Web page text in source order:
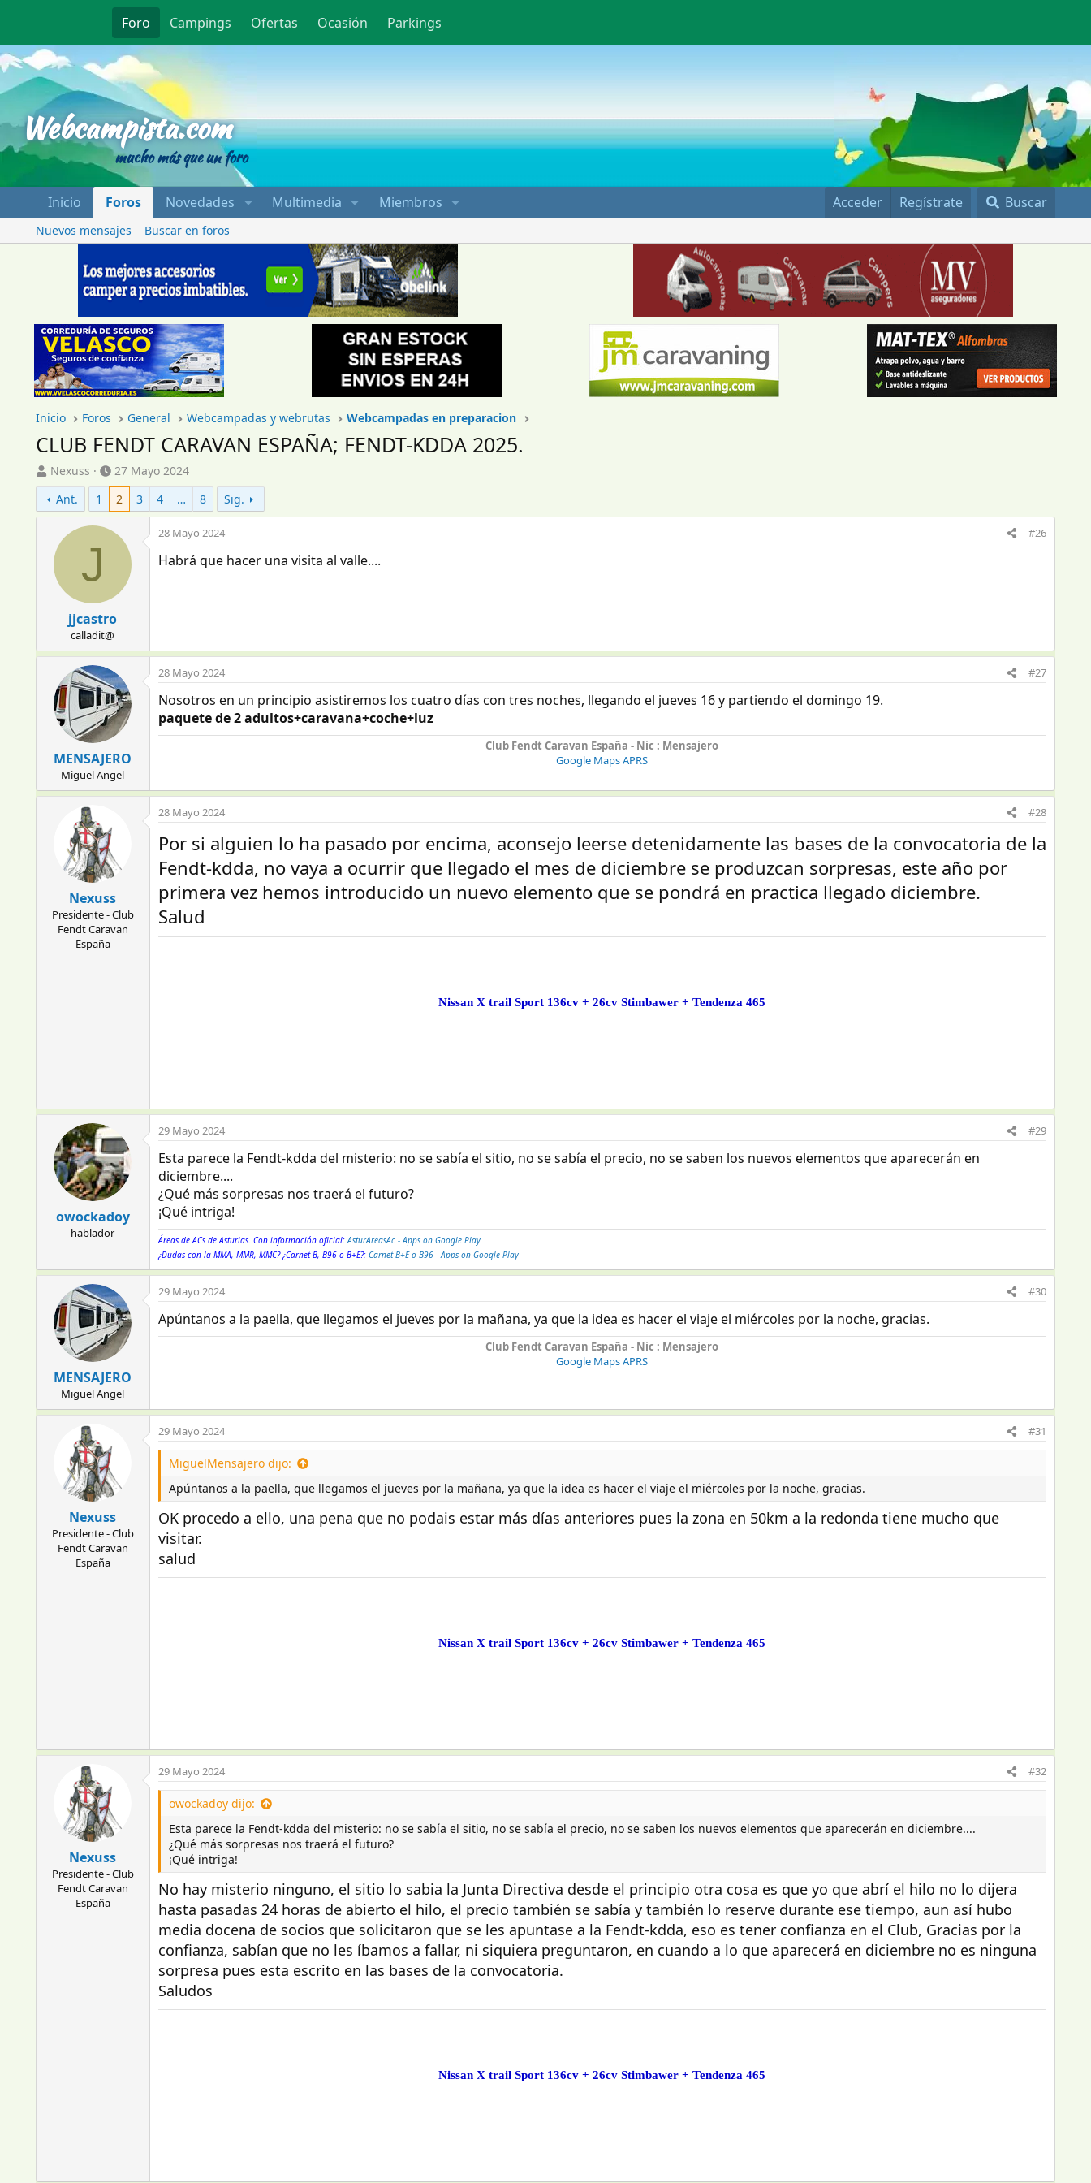
Foro Campings Ofertas Ocasión Parkings
Webcampista.com
mucho más que un foro
Inicio Foros Novedades Multimedia Miembros Acceder Regístrate Buscar
Nuevos mensajes Buscar en foros
Inicio Foros General Webcampadas y webrutas Webcampadas en preparacion
CLUB FENDT CARAVAN ESPAÑA; FENDT-KDDA 2025.
I
n
i
c
d
o
t
m
a
Nexuss
F
e
c
h
a
n
c
i
o
27 Mayo 2024
Ant.
1 2 3 4 … 8 Sig.
J
jjcastro
calladit@
28 Mayo 2024 #26
Habrá que hacer una visita al valle....
MENSAJERO
Miguel Angel
28 Mayo 2024 #27
Nosotros en un principio asistiremos los cuatro días con tres noches, llegando el jueves 16 y partiendo el domingo 19.
paquete de 2 adultos+caravana+coche+luz
Club Fendt Caravan España - Nic : Mensajero
Google Maps APRS
Nexuss
Presidente - Club
Fendt Caravan
España
28 Mayo 2024 #28
Por si alguien lo ha pasado por encima, aconsejo leerse detenidamente las bases de la convocatoria de la
Fendt-kdda, no vaya a ocurrir que llegado el mes de diciembre se produzcan sorpresas, este año por
primera vez hemos introducido un nuevo elemento que se pondrá en practica llegado diciembre.
Salud
Nissan X trail Sport 136cv + 26cv Stimbawer + Tendenza 465
owockadoy
hablador
29 Mayo 2024 #29
Esta parece la Fendt-kdda del misterio: no se sabía el sitio, no se sabía el precio, no se saben los nuevos elementos que aparecerán en
diciembre....
¿Qué más sorpresas nos traerá el futuro?
¡Qué intriga!
Áreas de ACs de Asturias. Con información oficial:AsturAreasAc - Apps on Google Play
¿Dudas con la MMA, MMR, MMC? ¿Carnet B, B96 o B+E?: Carnet B+E o B96 - Apps on Google Play
MENSAJERO
Miguel Angel
29 Mayo 2024 #30
Apúntanos a la paella, que llegamos el jueves por la mañana, ya que la idea es hacer el viaje el miércoles por la noche, gracias.
Club Fendt Caravan España - Nic : Mensajero
Google Maps APRS
Nexuss
Presidente - Club
Fendt Caravan
España
29 Mayo 2024 #31
MiguelMensajero dijo:
Apúntanos a la paella, que llegamos el jueves por la mañana, ya que la idea es hacer el viaje el miércoles por la noche, gracias.
OK procedo a ello, una pena que no podais estar más días anteriores pues la zona en 50km a la redonda tiene mucho que
visitar.
salud
Nissan X trail Sport 136cv + 26cv Stimbawer + Tendenza 465
Nexuss
Presidente - Club
Fendt Caravan
España
29 Mayo 2024 #32
owockadoy dijo:
Esta parece la Fendt-kdda del misterio: no se sabía el sitio, no se sabía el precio, no se saben los nuevos elementos que aparecerán en diciembre....
¿Qué más sorpresas nos traerá el futuro?
¡Qué intriga!
No hay misterio ninguno, el sitio lo sabia la Junta Directiva desde el principio otra cosa es que yo que abrí el hilo no lo dijera
hasta pasadas 24 horas de abierto el hilo, el precio también se sabía y también lo reserve durante ese tiempo, aun así hubo
media docena de socios que solicitaron que se les apuntase a la Fendt-kdda, eso es tener confianza en el Club, Gracias por la
confianza, sabían que no les íbamos a fallar, ni siquiera preguntaron, en cuando a lo que aparecerá en diciembre no es ninguna
sorpresa pues esta escrito en las bases de la convocatoria.
Saludos
Nissan X trail Sport 136cv + 26cv Stimbawer + Tendenza 465